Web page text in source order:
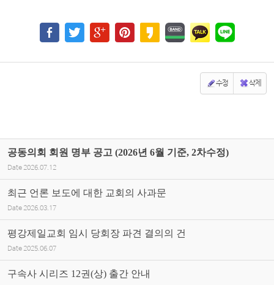
수정 삭제
공동의회 회원 명부 공고 (2026년 6월 기준, 2차수정)
Date 2026.07.12
최근 언론 보도에 대한 교회의 사과문
Date 2026.03.17
평강제일교회 임시 당회장 파견 결의의 건
Date 2025.06.07
구속사 시리즈 12권(상) 출간 안내